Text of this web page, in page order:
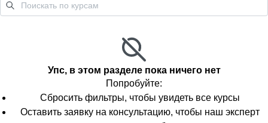
Упс, в этом разделе пока ничего нет
Попробуйте:
Сбросить фильтры, чтобы увидеть все курсы
Оставить заявку на консультацию, чтобы наш эксперт